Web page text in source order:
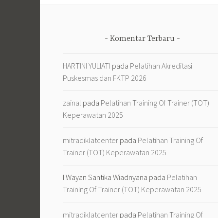
Komentar Terbaru
HARTINI YULIATI pada Pelatihan Akreditasi
Puskesmas dan FKTP 2026
zainal pada Pelatihan Training Of Trainer (TOT)
Keperawatan 2025
mitradiklatcenter pada Pelatihan Training Of
Trainer (TOT) Keperawatan 2025
I Wayan Santika Wiadnyana pada Pelatihan
Training Of Trainer (TOT) Keperawatan 2025
mitradiklatcenter pada Pelatihan Training Of